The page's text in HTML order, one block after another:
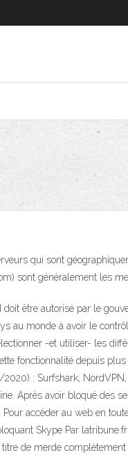
qui sont
sont généralement les
être autorisé par le
au monde à avoir le
-et utiliser- les
fonctionnalité depuis plus
: Surfshark, NordVPN,
Après avoir bloqué des
accéder au web en
Skype Par
de merde